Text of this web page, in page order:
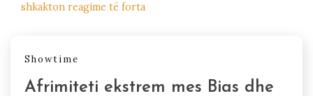
shkakton reagime të forta
Showtime
Afrimiteti ekstrem mes Bias dhe